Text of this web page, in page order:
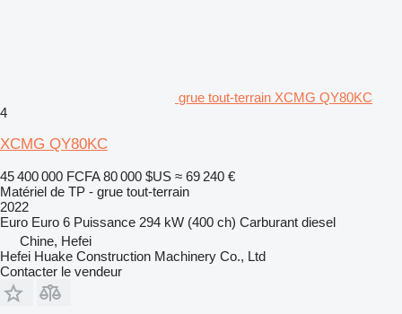
grue tout-terrain XCMG QY80KC
4
XCMG QY80KC
45 400 000 FCFA 80 000 $US ≈ 69 240 €
Matériel de TP - grue tout-terrain
2022
Euro Euro 6 Puissance 294 kW (400 ch) Carburant diesel
Chine, Hefei
Hefei Huake Construction Machinery Co., Ltd
Contacter le vendeur